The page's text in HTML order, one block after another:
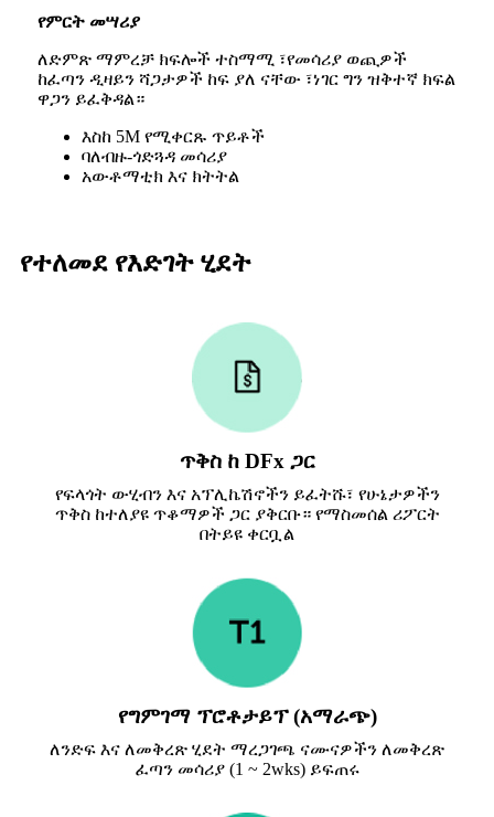
የምርት መሣሪያ
ለድምጽ ማምረቻ ክፍሎች ተስማሚ ፣የመሳሪያ ወጪዎች
ከፈጣን ዲዛይን ሻጋታዎች ከፍ ያለ ናቸው ፣ነገር ግን ዝቅተኛ ክፍል
ዋጋን ይፈቅዳል።
እስከ 5M የሚቀርጹ ጥይቶች
ባለብዙ-ጎድጓዳ መሳሪያ
አውቶማቲክ እና ክትትል
የተለመደ የእድገት ሂደት
ጥቅስ ከ DFx ጋር
የፍላጎት ውሂብን እና አፕሊኬሽኖችን ይፈትሹ፣ የሁኔታዎችን
ጥቅስ ከተለያዩ ጥቆማዎች ጋር ያቅርቡ። የማስመሰል ሪፖርት
በትይዩ ቀርቧል
የግምገማ ፕሮቶታይፕ (አማራጭ)
ለንድፍ እና ለመቅረጽ ሂደት ማረጋገጫ ናሙናዎችን ለመቅረጽ
ፈጣን መሳሪያ (1 ~ 2wks) ይፍጠሩ